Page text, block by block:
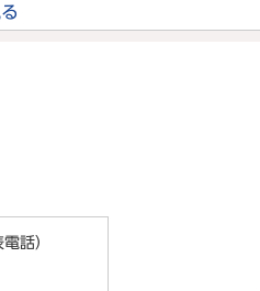
話）